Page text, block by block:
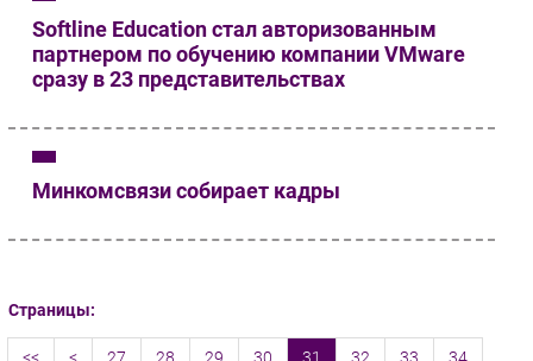
Softline Education стал авторизованным
партнером по обучению компании VMware
сразу в 23 представительствах
Минкомсвязи собирает кадры
Страницы: